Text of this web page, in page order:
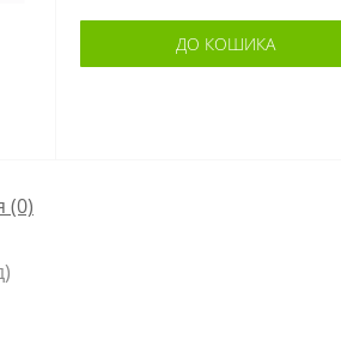
ДО КОШИКА
(0)